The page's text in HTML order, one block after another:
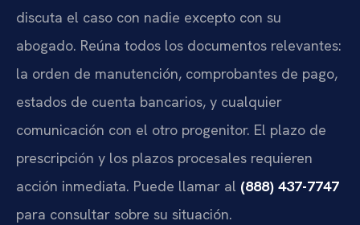
discuta el caso con nadie excepto con su
abogado. Reúna todos los documentos relevantes:
la orden de manutención, comprobantes de pago,
estados de cuenta bancarios, y cualquier
comunicación con el otro progenitor. El plazo de
prescripción y los plazos procesales requieren
acción inmediata. Puede llamar al (888) 437-7747
para consultar sobre su situación.